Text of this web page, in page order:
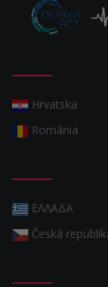
Hrvatska
România
ΕΛΛΑΔΑ
Česká